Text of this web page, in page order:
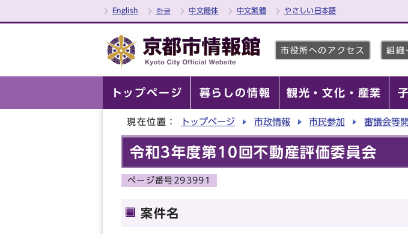
English 한글 中文簡体 中文繁體 やさしい日本語
市役所へのアクセス 組織
トップページ 暮らしの情報 観光・文化・産業
現在位置： トップページ 市政情報 市民参加 審議会等
令和3年度第10回不動産評価委員会
ページ番号293991
案件名